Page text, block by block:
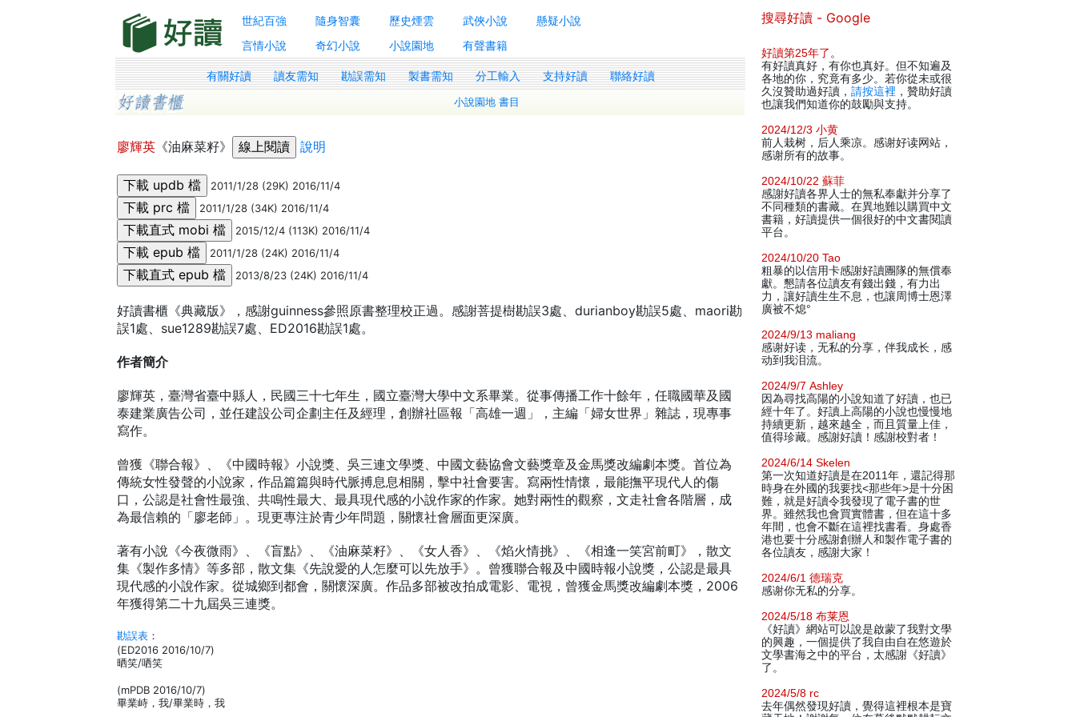
世紀百強 隨身智囊 歷史煙雲 武俠小說
懸疑小說
言情小說
奇幻小說 小說園地 有聲書籍
有關好讀 讀友需知 勘誤需知 製書需知 分工輸入 支持好讀 聯絡好讀
小說園地 書目
廖輝英 《油麻菜籽》 說明
2011/1/28 (29K) 2016/11/4
2011/1/28 (34K) 2016/11/4
2015/12/4 (113K) 2016/11/4
2011/1/28 (24K) 2016/11/4
2013/8/23 (24K) 2016/11/4
好讀書櫃《典藏版》，感謝guinness參照原書整理校正過。感謝菩提樹勘誤3處、durianboy勘誤5處、maori勘
誤1處、sue1289勘誤7處、ED2016勘誤1處。
作者簡介
廖輝英，臺灣省臺中縣人，民國三十七年生，國立臺灣大學中文系畢業。從事傳播工作十餘年，任職國華及國
泰建業廣告公司，並任建設公司企劃主任及經理，創辦社區報「高雄一週」，主編「婦女世界」雜誌，現專事
寫作。
曾獲《聯合報》、《中國時報》小說獎、吳三連文學獎、中國文藝協會文藝獎章及金馬獎改編劇本獎。首位為
傳統女性發聲的小說家，作品篇篇與時代脈搏息息相關，擊中社會要害。寫兩性情懷，最能撫平現代人的傷
口，公認是社會性最強、共鳴性最大、最具現代感的小說作家的作家。她對兩性的觀察，文走社會各階層，成
為最信賴的「廖老師」。現更專注於青少年問題，關懷社會層面更深廣。
著有小說《今夜微雨》、《盲點》、《油麻菜籽》、《女人香》、《焰火情挑》、《相逢一笑宮前町》，散文
集《製作多情》等多部，散文集《先說愛的人怎麼可以先放手》。曾獲聯合報及中國時報小說獎，公認是最具
現代感的小說作家。從城鄉到都會，關懷深廣。作品多部被改拍成電影、電視，曾獲金馬獎改編劇本獎，2006
年獲得第二十九屆吳三連獎。
勘誤表 ：
(ED2016 2016/10/7)
晒笑/哂笑
(mPDB 2016/10/7)
畢業峙，我/畢業時，我
搜尋好讀 - Google
好讀第25年了 。
有好讀真好，有你也真好。但不知遍及
各地的你，究竟有多少。若你從未或很
久沒贊助過好讀， 請按這裡 ，贊助好讀
也讓我們知道你的鼓勵與支持。
2024/12/3 小黄
前人栽树，后人乘凉。感谢好读网站，
感谢所有的故事。
2024/10/22 蘇菲
感謝好讀各界人士的無私奉獻并分享了
不同種類的書藏。在異地難以購買中文
書籍，好讀提供一個很好的中文書閱讀
平台。
2024/10/20 Tao
粗暴的以信用卡感謝好讀團隊的無償奉
獻。懇請各位讀友有錢出錢，有力出
力，讓好讀生生不息，也讓周博士恩澤
廣被不熄°
2024/9/13 maliang
感谢好读，无私的分享，伴我成长，感
动到我泪流。
2024/9/7 Ashley
因為尋找高陽的小說知道了好讀，也已
經十年了。好讀上高陽的小說也慢慢地
持續更新，越來越全，而且質量上佳，
值得珍藏。感謝好讀！感謝校對者！
2024/6/14 Skelen
第一次知道好讀是在2011年，還記得那
時身在外國的我要找<那些年>是十分困
難，就是好讀令我發現了電子書的世
界。雖然我也會買實體書，但在這十多
年間，也會不斷在這裡找書看。身處香
港也要十分感謝創辦人和製作電子書的
各位讀友，感謝大家！
2024/6/1 德瑞克
感谢你无私的分享。
2024/5/18 布莱恩
《好讀》網站可以說是啟蒙了我對文學
的興趣，一個提供了我自由自在悠遊於
文學書海之中的平台，太感謝《好讀》
了。
2024/5/8 rc
去年偶然發現好讀，覺得這裡根本是寶